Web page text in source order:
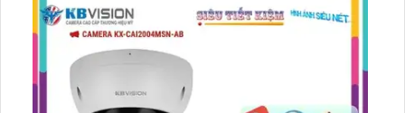
công nghệ AI, đảm bảo an ninh cho không gian của bạn